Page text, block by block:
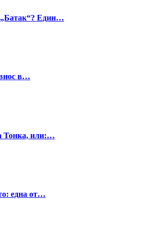
„Батак“? Един…
в…
Тонка, или:…
една от…